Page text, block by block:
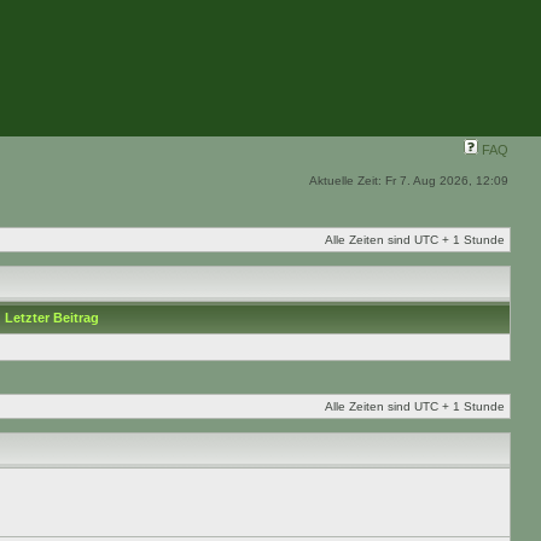
FAQ
Aktuelle Zeit: Fr 7. Aug 2026, 12:09
Alle Zeiten sind UTC + 1 Stunde
Letzter Beitrag
Alle Zeiten sind UTC + 1 Stunde